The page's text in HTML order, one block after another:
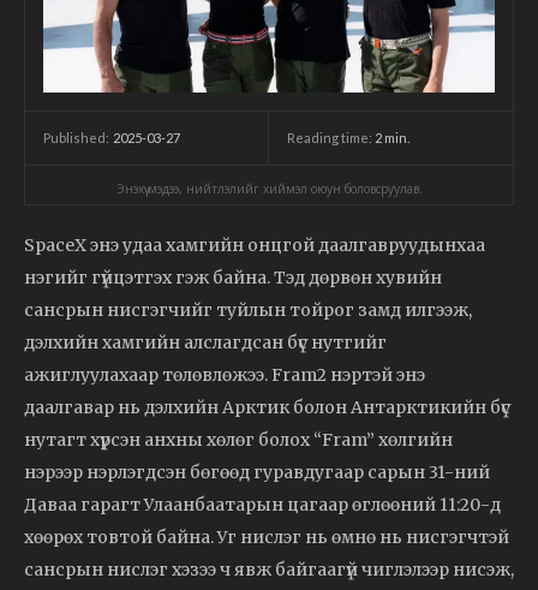
Published: 2025-03-27 Reading time: 2 min.
Энэхүү мэдээ, нийтлэлийг хиймэл оюун боловсруулав.
SpaceX энэ удаа хамгийн онцгой даалгавруудынхаа
нэгийг гүйцэтгэх гэж байна. Тэд дөрвөн хувийн
сансрын нисгэгчийг туйлын тойрог замд илгээж,
дэлхийн хамгийн алслагдсан бүс нутгийг
ажиглуулахаар төлөвлөжээ. Fram2 нэртэй энэ
даалгавар нь дэлхийн Арктик болон Антарктикийн бүс
нутагт хүрсэн анхны хөлөг болох “Fram” хөлгийн
нэрээр нэрлэгдсэн бөгөөд гуравдугаар сарын 31-ний
Даваа гарагт Улаанбаатарын цагаар өглөөний 11:20-д
хөөрөх товтой байна. Уг нислэг нь өмнө нь нисгэгчтэй
сансрын нислэг хэзээ ч явж байгаагүй чиглэлээр нисэж,